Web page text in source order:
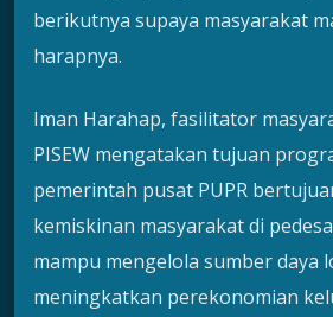
berikutnya supaya masyarakat
harapnya.
Iman Harahap, fasilitator
PISEW mengatakan tujuan
pemerintah pusat PUPR
kemiskinan masyarakat di
mampu mengelola sumber daya
meningkatkan perekonomian